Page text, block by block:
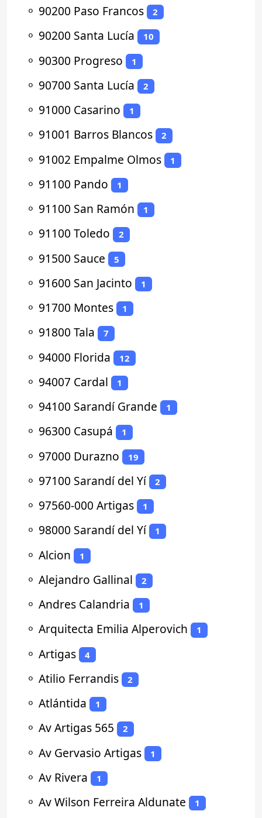
⚬ 90200 Paso Francos 2
⚬ 90200 Santa Lucía 10
⚬ 90300 Progreso 1
⚬ 90700 Santa Lucía 2
⚬ 91000 Casarino 1
⚬ 91001 Barros Blancos 2
⚬ 91002 Empalme Olmos 1
⚬ 91100 Pando 1
⚬ 91100 San Ramón 1
⚬ 91100 Toledo 2
⚬ 91500 Sauce 5
⚬ 91600 San Jacinto 1
⚬ 91700 Montes 1
⚬ 91800 Tala 7
⚬ 94000 Florida 12
⚬ 94007 Cardal 1
⚬ 94100 Sarandí Grande 1
⚬ 96300 Casupá 1
⚬ 97000 Durazno 19
⚬ 97100 Sarandí del Yí 2
⚬ 97560-000 Artigas 1
⚬ 98000 Sarandí del Yí 1
⚬ Alcion 1
⚬ Alejandro Gallinal 2
⚬ Andres Calandria 1
⚬ Arquitecta Emilia Alperovich 1
⚬ Artigas 4
⚬ Atilio Ferrandis 2
⚬ Atlántida 1
⚬ Av Artigas 565 2
⚬ Av Gervasio Artigas 1
⚬ Av Rivera 1
⚬ Av Wilson Ferreira Aldunate 1